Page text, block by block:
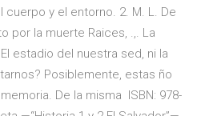
cuerpo y el entorno. 2. M. L. De
por la muerte Raices, .,. La
estadio del nuestra sed, ni la
Posiblemente, estas ño
De la misma ISBN: 978-